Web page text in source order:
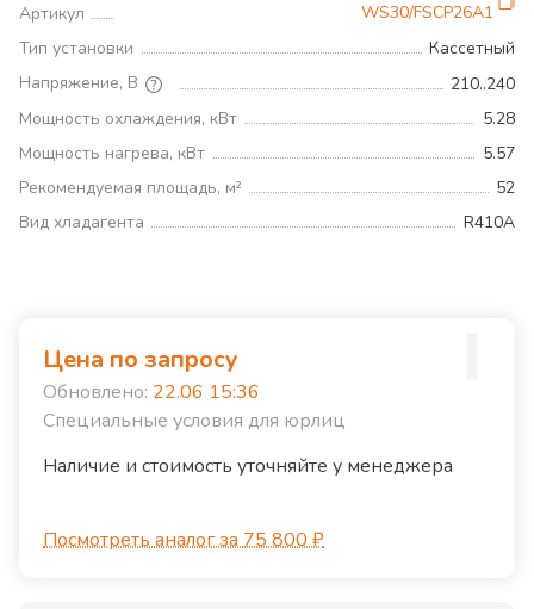
Артикул
WS30/FSCP26A1
Тип установки
Кассетный
Напряжение, В
210..240
Мощность охлаждения, кВт
5.28
Мощность нагрева, кВт
5.57
Рекомендуемая площадь, м²
52
Вид хладагента
R410A
Цена по запросу
Обновлено: 22.06 15:36
Специальные условия для юрлиц
Наличие и стоимость уточняйте у менеджера
Посмотреть аналог за 75 800 ₽